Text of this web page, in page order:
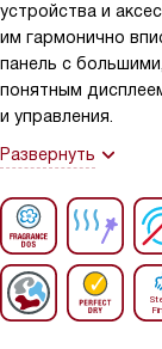
устройства и
им гармонично
панель с
понятным
и управления.
Развернуть